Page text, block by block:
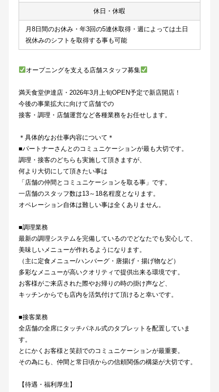
休日・休暇
月8日間のお休み・年3回の5連休取得・週によっては土日
祝休みのシフトを取得する事も可能
オープニングを支える店舗スタッフ募集
満天食堂伊達店・2026年3月上旬OPEN予定で新店開店！
今後の事業拡大に向けて店舗での
接客・調理・店舗運営など各種業務をお任せします。
＊具体的なお仕事内容について＊
■パートナーさんとのコミュニケーションが最も大切です。
調理・接客のどちらも実施して頂きますが、
何より大切にして頂きたい事は
「店舗の仲間とコミュニケーションを取る事」です。
一店舗のスタッフ数は13～18名程度となります。
オペレーション自体は難しい事は全くありません。
■調理業務
最新の調理システムを完備しているのでどなたでも安心して、
美味しいメニューが作れるようになります。
（主に定食メニュー/ハンバーグ・唐揚げ・揚げ物など）
多彩なメニューが高いクオリティで提供出来る環境です。
お客様がご来店された際やお帰りの時の掛け声など、
キッチンからでも店内を活気付けて頂けると幸いです。
■接客業務
全店舗の全席にタッチパネル式のタブレットを配置していま
す。
とにかくお客様と笑顔でのコミュニケーションが最重要。
その為にも、仲間と常日頃からの信頼関係の構築が大切です。
【待遇・福利厚生】